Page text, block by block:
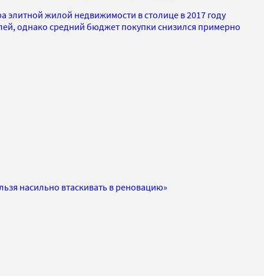
элитной жилой недвижимости в столице в 2017 году
однако средний бюджет покупки снизился примерно
насильно втаскивать в реновацию»